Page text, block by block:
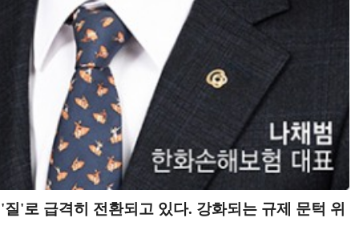
'로 급격히 전환되고 있다. 강화되는 규제 문턱 위